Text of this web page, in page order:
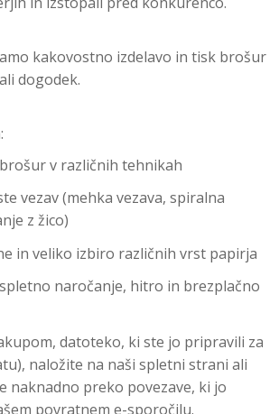
kakovostno izdelavo in tisk brošur
dogodek.
v različnih tehnikah
vezav (mehka vezava, spiralna
z žico)
in veliko izbiro različnih vrst papirja
naročanje, hitro in brezplačno
datoteko, ki ste jo pripravili za
naložite na naši spletni strani ali
naknadno preko povezave, ki jo
povratnem e-sporočilu.